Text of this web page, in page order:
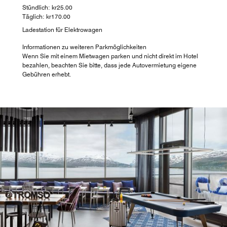
Stündlich: kr25.00
Täglich: kr170.00
Ladestation für Elektrowagen
Informationen zu weiteren Parkmöglichkeiten
Wenn Sie mit einem Mietwagen parken und nicht direkt im Hotel
bezahlen, beachten Sie bitte, dass jede Autovermietung eigene
Gebühren erhebt.